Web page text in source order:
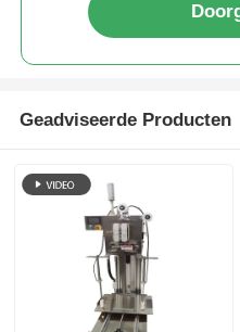
roterende
Kaarttelmachine
Verpakkingsmachines
Geadviseerde Producten